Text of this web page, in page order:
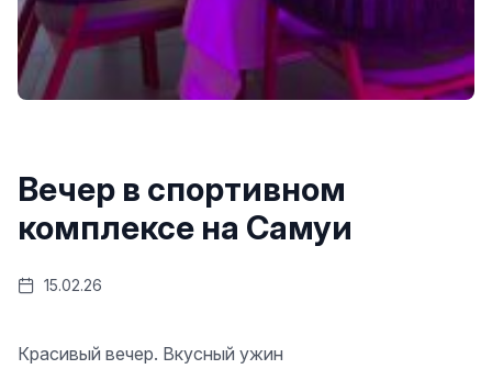
Вечер в спортивном
комплексе на Самуи
15.02.26
Красивый вечер. Вкусный ужин ️